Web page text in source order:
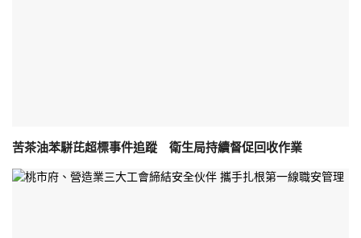
苦茶油苯駢芘超標事件追蹤 衛生局持續督促回收作業